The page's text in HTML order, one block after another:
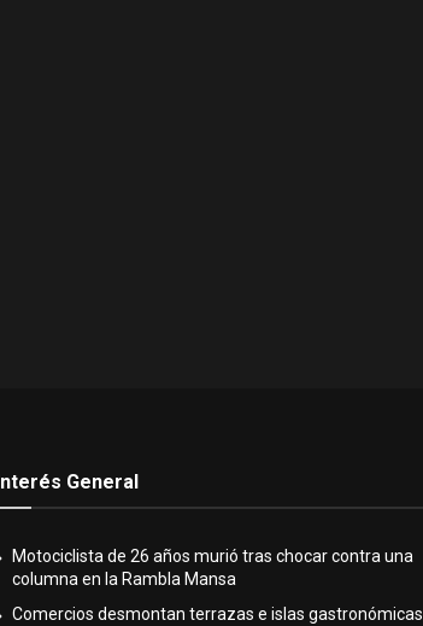
Interés General
Motociclista de 26 años murió tras chocar contra una
columna en la Rambla Mansa
Comercios desmontan terrazas e islas gastronómicas